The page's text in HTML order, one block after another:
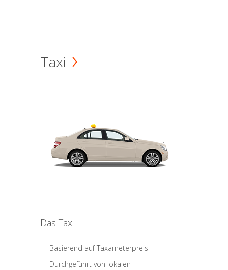
Taxi
Das Taxi
Basierend auf Taxameterpreis
Durchgeführt von lokalen